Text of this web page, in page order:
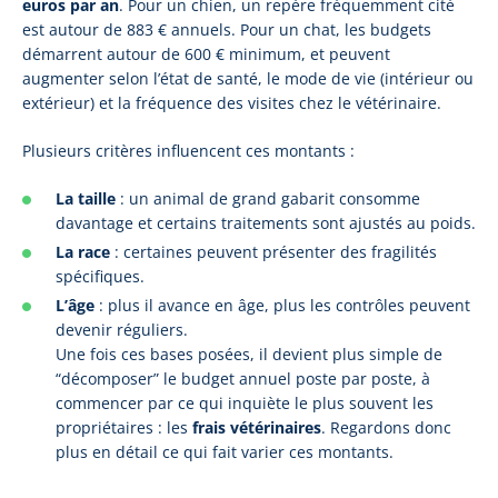
euros par an. Pour un chien, un repère fréquemment cité
est autour de 883 € annuels. Pour un chat, les budgets
démarrent autour de 600 € minimum, et peuvent
augmenter selon l’état de santé, le mode de vie (intérieur ou
extérieur) et la fréquence des visites chez le vétérinaire.
Plusieurs critères influencent ces montants :
La taille : un animal de grand gabarit consomme
davantage et certains traitements sont ajustés au poids.
La race : certaines peuvent présenter des fragilités
spécifiques.
L’âge : plus il avance en âge, plus les contrôles peuvent
devenir réguliers.
Une fois ces bases posées, il devient plus simple de
“décomposer” le budget annuel poste par poste, à
commencer par ce qui inquiète le plus souvent les
propriétaires : les frais vétérinaires. Regardons donc
plus en détail ce qui fait varier ces montants.